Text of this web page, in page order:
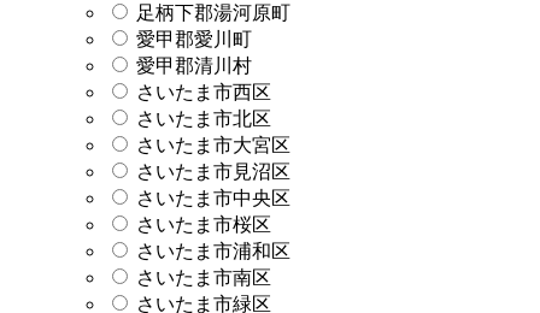
足柄下郡湯河原町
愛甲郡愛川町
愛甲郡清川村
さいたま市西区
さいたま市北区
さいたま市大宮区
さいたま市見沼区
さいたま市中央区
さいたま市桜区
さいたま市浦和区
さいたま市南区
さいたま市緑区